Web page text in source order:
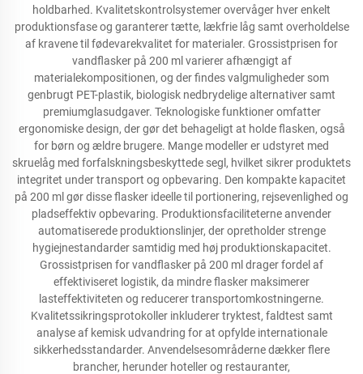
holdbarhed. Kvalitetskontrolsystemer overvåger hver enkelt
produktionsfase og garanterer tætte, lækfrie låg samt overholdelse
af kravene til fødevarekvalitet for materialer. Grossistprisen for
vandflasker på 200 ml varierer afhængigt af
materialekompositionen, og der findes valgmuligheder som
genbrugt PET-plastik, biologisk nedbrydelige alternativer samt
premiumglasudgaver. Teknologiske funktioner omfatter
ergonomiske design, der gør det behageligt at holde flasken, også
for børn og ældre brugere. Mange modeller er udstyret med
skruelåg med forfalskningsbeskyttede segl, hvilket sikrer produktets
integritet under transport og opbevaring. Den kompakte kapacitet
på 200 ml gør disse flasker ideelle til portionering, rejsevenlighed og
pladseffektiv opbevaring. Produktionsfaciliteterne anvender
automatiserede produktionslinjer, der opretholder strenge
hygiejnestandarder samtidig med høj produktionskapacitet.
Grossistprisen for vandflasker på 200 ml drager fordel af
effektiviseret logistik, da mindre flasker maksimerer
lasteffektiviteten og reducerer transportomkostningerne.
Kvalitetssikringsprotokoller inkluderer tryktest, faldtest samt
analyse af kemisk udvandring for at opfylde internationale
sikkerhedsstandarder. Anvendelsesområderne dækker flere
brancher, herunder hoteller og restauranter,